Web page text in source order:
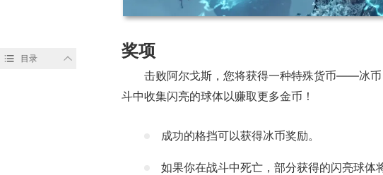
奖项
击败阿尔戈斯，您将获得一种特殊货币——冰
斗中收集闪亮的球体以赚取更多金币！
成功的格挡可以获得冰币奖励。
如果你在战斗中死亡，部分获得的闪亮球体
目录